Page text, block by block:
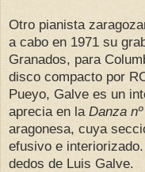
Otro pianista
a cabo en 1971 su
Granados, para
disco compacto por
Pueyo, Galve es un
aprecia en la Danza
aragonesa, cuya
efusivo e
dedos de Luis Galve.